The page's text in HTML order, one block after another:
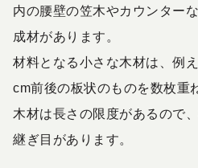
内の腰壁の笠木やカウンター
成材があります。
材料となる小さな木材は、例
cm前後の板状のものを数枚重
木材は長さの限度があるので
継ぎ目があります。